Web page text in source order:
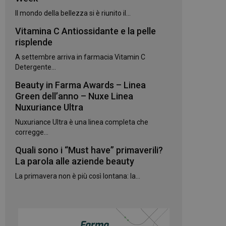
Il mondo della bellezza si è riunito il...
Vitamina C Antiossidante e la pelle
risplende
A settembre arriva in farmacia Vitamin C
Detergente...
Beauty in Farma Awards – Linea
Green dell’anno – Nuxe Linea
Nuxuriance Ultra
Nuxuriance Ultra è una linea completa che
corregge...
Quali sono i “Must have” primaverili?
La parola alle aziende beauty
La primavera non è più così lontana: la...
sul linguaggio
utilizzato per
Normalmente
il sito, ma un
di accesso per un
Universal
del
da
per distinguere
in modo
È incluso in ogni
per calcolare i
per i rapporti di
Analytics per
Cookie-
consenso sui
banner dei